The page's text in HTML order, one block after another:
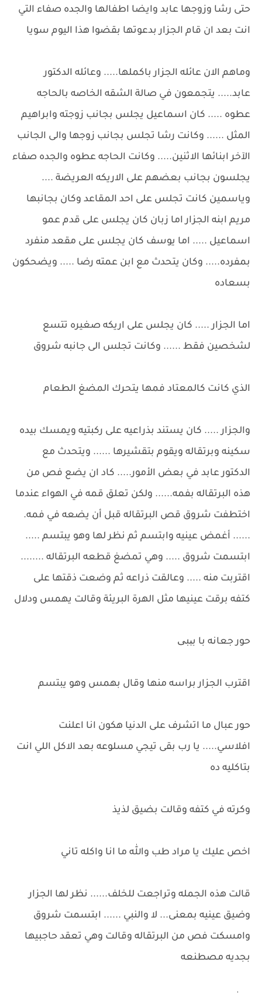
حتى رشا وزوجها عابد وايضا اطفالها والجده صفاء التي
انت بعد ان قام الجزار بدعوتها بقضوا هذا اليوم سويا
وماهم الان عائله الجزار باكملها..... وعائله الدكتور
عابد..... يتجمعون في صالة الشقه الخاصه بالحاجه
عطوه ..... كان اسماعيل يجلس بجانب زوجته وابراهيم
المثل ...... وكانت رشا تجلس بجانب زوجها والى الجانب
الآخر ابنائها الاثنين..... وكانت الحاجه عطوه والجده صفاء
يجلسون بجانب بعضهم على الاريكه العريضة ....
وياسمين كانت تجلس على احد المقاعد وكان بجانبها
مريم ابنه الجزار اما زبان كان يجلس على قدم عمو
اسماعيل ..... اما يوسف كان يجلس على مقعد منفرد
بمفرده..... وكان يتحدث مع ابن عمته رضا ..... ويضحكون
بسعاده
اما الجزار ..... كان يجلس على اريكه صغيره تتسع
لشخصين فقط ...... وكانت تجلس الى جانبه شروق
الذي كانت كالمعتاد فمها يتحرك المضغ الطعام
والجزار ..... كان يستند بذراعيه على ركبتيه ويمسك بيده
سكينه وبرتقاله ويقوم بتقشيرها ...... ويتحدث مع
الدكتور عابد في بعض الأمور..... كاد ان يضع فص من
هذه البرتقاله بفمه...... ولكن تعلق قمه في الهواء عندما
اختطفت شروق قص البرتقاله قبل أن يضعه في فمه.
...... أغمض عينيه وابتسم ثم نظر لها وهو يبتسم .....
ابتسمت شروق ..... وهي تمضغ قطعه البرتقاله ........
اقتربت منه ..... وعالقت ذراعه ثم وضعت ذقتها على
كتفه برقت عينيها مثل الهرة البريئة وقالت يهمس ودلال
حور جعانه با بیبی
اقترب الجزار براسه منها وقال بهمس وهو يبتسم
حور عبال ما اتشرف على الدنيا هكون انا اعلنت
افلاسي..... يا رب بقى تيجي مسلوعه بعد الاكل اللي انت
بتاكليه ده
وكرته في كتفه وقالت بضيق لذيذ
اخص عليك يا مراد طب والله ما انا واكله تاني
قالت هذه الجمله وتراجعت للخلف...... نظر لها الجزار
وضيق عينيه بمعنى... لا والنبي ...... ابتسمت شروق
وامسكت فص من البرتقاله وقالت وهي تعقد حاجبيها
بجديه مصطنعه